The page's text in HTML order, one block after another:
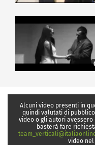
Alcuni video presenti in
quindi valutati di
video o gli autori
basterà fare
video